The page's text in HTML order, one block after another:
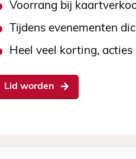
Voorrang bij
Tijdens evenementen
Heel veel korting, acties
Lid worden